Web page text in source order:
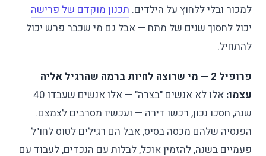
למכור ובלי ללחוץ על הילדים. תכנון מוקדם של פרישה
יכול לחסוך שנים של מתח — אבל גם מי שכבר פרש יכול
להתחיל.
פרופיל 2 — מי שרוצה לחיות ברמה שהרגיל אליה
עצמו:
אלו לא אנשים "בצרה" — אלו אנשים שעבדו 40
שנה, חסכו נכון, רכשו דירה — ועכשיו מסרבים לצמצם.
הפנסיה שלהם מכסה בסיס, אבל הם רגילים לטוס לחו"ל
פעמיים בשנה, להזמין אוכל, לבלות עם הנכדים, לעבוד עם